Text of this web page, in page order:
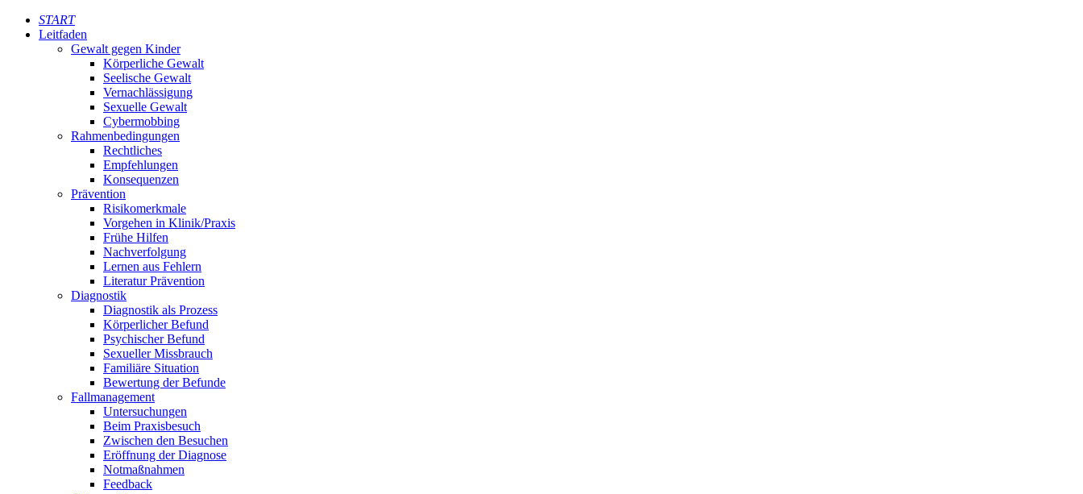
START
Leitfaden
Gewalt gegen Kinder
Körperliche Gewalt
Seelische Gewalt
Vernachlässigung
Sexuelle Gewalt
Cybermobbing
Rahmenbedingungen
Rechtliches
Empfehlungen
Konsequenzen
Prävention
Risikomerkmale
Vorgehen in Klinik/Praxis
Frühe Hilfen
Nachverfolgung
Lernen aus Fehlern
Literatur Prävention
Diagnostik
Diagnostik als Prozess
Körperlicher Befund
Psychischer Befund
Sexueller Missbrauch
Familiäre Situation
Bewertung der Befunde
Fallmanagement
Untersuchungen
Beim Praxisbesuch
Zwischen den Besuchen
Eröffnung der Diagnose
Notmaßnahmen
Feedback